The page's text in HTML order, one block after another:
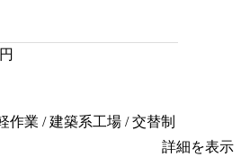
円
作業 / 建築系工場 / 交替制
詳細を表示